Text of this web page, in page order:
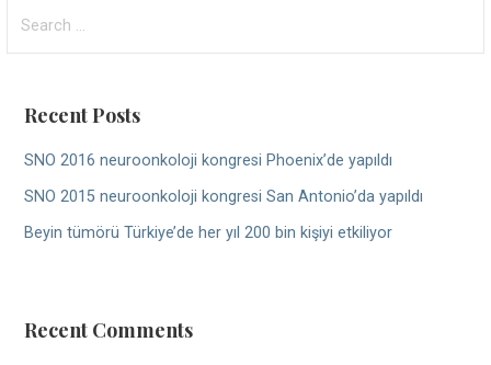
for:
Recent Posts
SNO 2016 neuroonkoloji kongresi Phoenix’de yapıldı
SNO 2015 neuroonkoloji kongresi San Antonio’da yapıldı
Beyin tümörü Türkiye’de her yıl 200 bin kişiyi etkiliyor
Recent Comments